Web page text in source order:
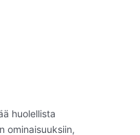
huolellista
ominaisuuksiin,